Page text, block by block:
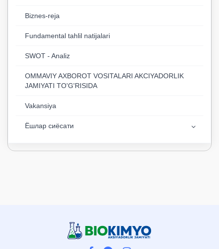
Biznes-reja
Fundamental tahlil natijalari
SWOT - Analiz
OMMAVIY AXBOROT VOSITALARI AKCIYADORLIK
JAMIYATI TO'G'RISIDA
Vakansiya
Ёшлар сиёсати